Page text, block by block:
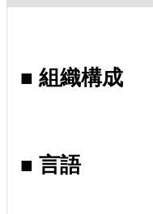
■ 組織構成
■ 言語